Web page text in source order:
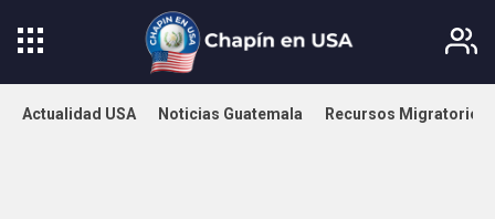
Actualidad USA Noticias Guatemala Recursos Migratorios